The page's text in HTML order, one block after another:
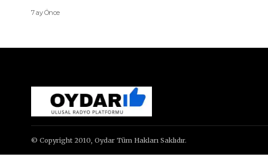
7 ay Önce
© Copyright 2010, Oydar Tüm Hakları Saklıdır.